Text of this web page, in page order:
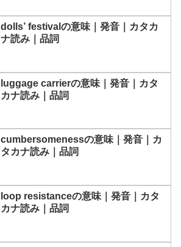
dolls’ festivalの意味｜発音｜カタカ
ナ読み｜品詞
luggage carrierの意味｜発音｜カタ
カナ読み｜品詞
cumbersomenessの意味｜発音｜カ
タカナ読み｜品詞
loop resistanceの意味｜発音｜カタ
カナ読み｜品詞